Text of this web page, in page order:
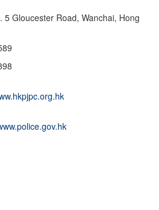
5 Gloucester Road, Wanchai, Hong